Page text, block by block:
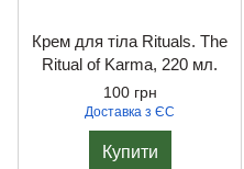
Крем для тіла Rituals. The
Ritual of Karma, 220 мл.
100 грн
Доставка з ЄС
Купити